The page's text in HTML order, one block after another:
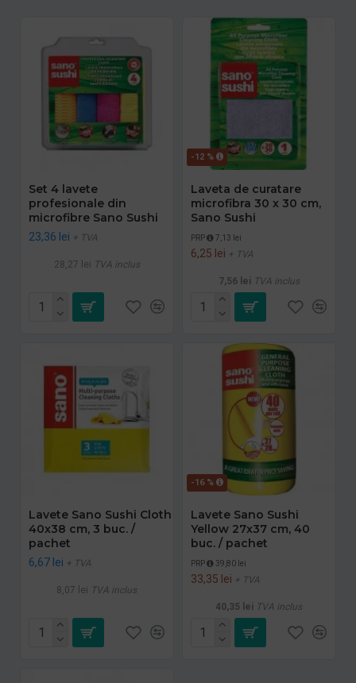
Set 4 lavete
profesionale din
microfibre Sano Sushi
23,36 lei + TVA
28,27 lei TVA inclus
-12 %
Laveta de curatare
microfibra 30 x 30 cm,
Sano Sushi
PRP 7,13 lei
6,25 lei + TVA
7,56 lei TVA inclus
Lavete Sano Sushi Cloth
40x38 cm, 3 buc. /
pachet
6,67 lei + TVA
8,07 lei TVA inclus
-16 %
Lavete Sano Sushi
Yellow 27x37 cm, 40
buc. / pachet
PRP 39,80 lei
33,35 lei + TVA
40,35 lei TVA inclus